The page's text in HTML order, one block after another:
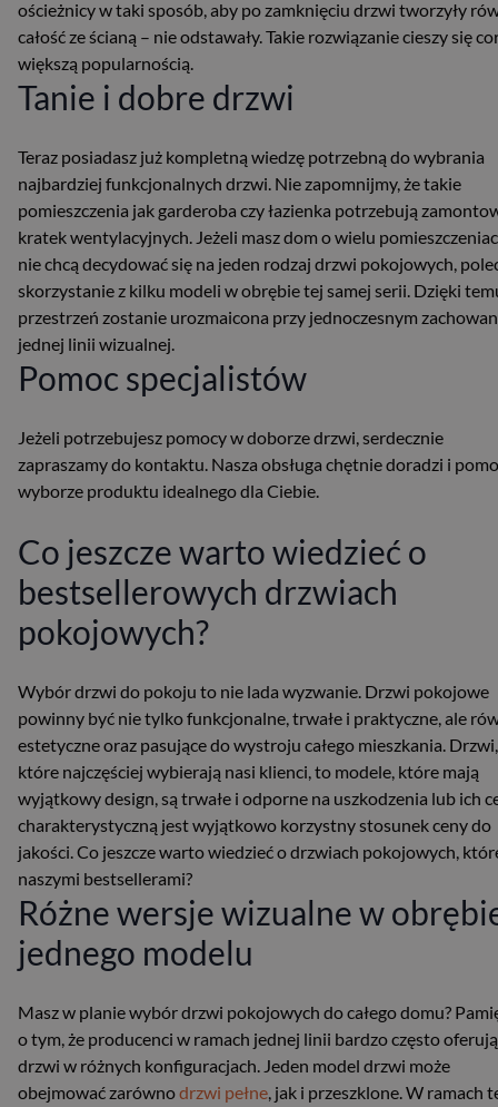
ościeżnicy w taki sposób, aby po zamknięciu drzwi tworzyły
całość ze ścianą – nie odstawały. Takie rozwiązanie cieszy się
większą popularnością.
Tanie i dobre drzwi
Teraz posiadasz już kompletną wiedzę potrzebną do wybrania
najbardziej funkcjonalnych drzwi. Nie zapomnijmy, że takie
pomieszczenia jak garderoba czy łazienka potrzebują
kratek wentylacyjnych. Jeżeli masz dom o wielu
nie chcą decydować się na jeden rodzaj drzwi pokojowych,
skorzystanie z kilku modeli w obrębie tej samej serii. Dzięki
przestrzeń zostanie urozmaicona przy jednoczesnym
jednej linii wizualnej.
Pomoc specjalistów
Jeżeli potrzebujesz pomocy w doborze drzwi, serdecznie
zapraszamy do kontaktu. Nasza obsługa chętnie doradzi i
wyborze produktu idealnego dla Ciebie.
Co jeszcze warto wiedzieć o
bestsellerowych drzwiach
pokojowych?
Wybór drzwi do pokoju to nie lada wyzwanie. Drzwi pokojowe
powinny być nie tylko funkcjonalne, trwałe i praktyczne, ale
estetyczne oraz pasujące do wystroju całego mieszkania. Drzwi,
które najczęściej wybierają nasi klienci, to modele, które mają
wyjątkowy design, są trwałe i odporne na uszkodzenia lub ich
charakterystyczną jest wyjątkowo korzystny stosunek ceny do
jakości. Co jeszcze warto wiedzieć o drzwiach pokojowych,
naszymi bestsellerami?
Różne wersje wizualne w
jednego modelu
Masz w planie wybór drzwi pokojowych do całego domu?
o tym, że producenci w ramach jednej linii bardzo często oferują
drzwi w różnych konfiguracjach. Jeden model drzwi może
obejmować zarównodrzwi pełne, jak i przeszklone. W ramach